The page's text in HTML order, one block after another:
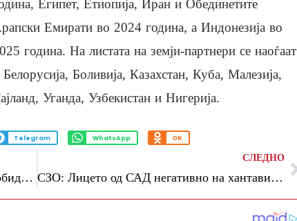
Египет, Етиопија, Иран и Обединетите
Емирати во 2024 година, а Индонезија во
година. На листата на земји-партнери се наоѓаат
Боливија, Казахстан, Куба, Малезија,
Уганда, Узбекистан и Нигерија.
Telegram WhatsApp OK
Стармер: Ќе го спречиме секој што се обидува да шири омраза и поделби во Британија
СЛЕДНО
СЗО: Лицето од САД негативно на хантавирус, бројот на случаи во светот е намален на десет